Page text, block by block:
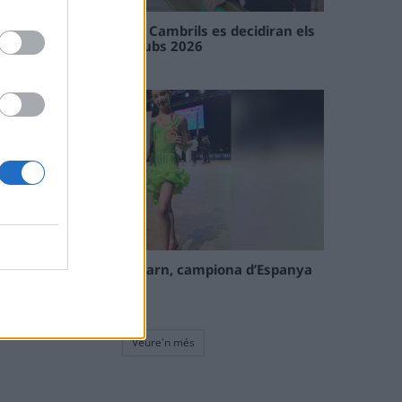
En les tirades de Flix i Cambrils es decidiran els
campions de l’Interclubs 2026
La tortosina Cinta Talarn, campiona d’Espanya
Veure'n més